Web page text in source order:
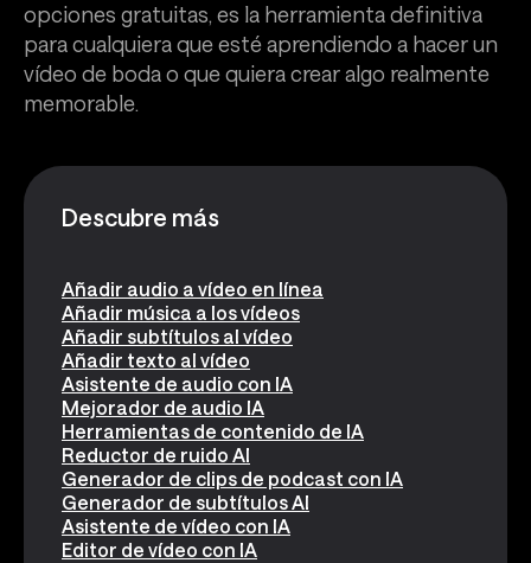
opciones gratuitas, es la herramienta definitiva
para cualquiera que esté aprendiendo a hacer un
vídeo de boda o que quiera crear algo realmente
memorable.
Descubre más
Añadir audio a vídeo en línea
Añadir música a los vídeos
Añadir subtítulos al vídeo
Añadir texto al vídeo
Asistente de audio con IA
Mejorador de audio IA
Herramientas de contenido de IA
Reductor de ruido AI
Generador de clips de podcast con IA
Generador de subtítulos AI
Asistente de vídeo con IA
Editor de vídeo con IA